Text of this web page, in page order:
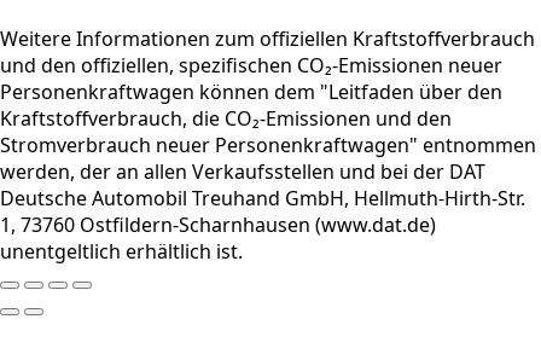
Weitere Informationen zum offiziellen Kraftstoffverbrauch
und den offiziellen, spezifischen CO₂-Emissionen neuer
Personenkraftwagen können dem "Leitfaden über den
Kraftstoffverbrauch, die CO₂-Emissionen und den
Stromverbrauch neuer Personenkraftwagen" entnommen
werden, der an allen Verkaufsstellen und bei der DAT
Deutsche Automobil Treuhand GmbH, Hellmuth-Hirth-Str.
1, 73760 Ostfildern-Scharnhausen (www.dat.de)
unentgeltlich erhältlich ist.